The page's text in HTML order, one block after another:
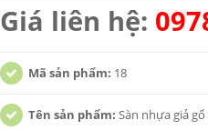
Giá liên hệ:
Mã sản phẩm: 18
Tên sản phẩm:Sàn nhựa giả